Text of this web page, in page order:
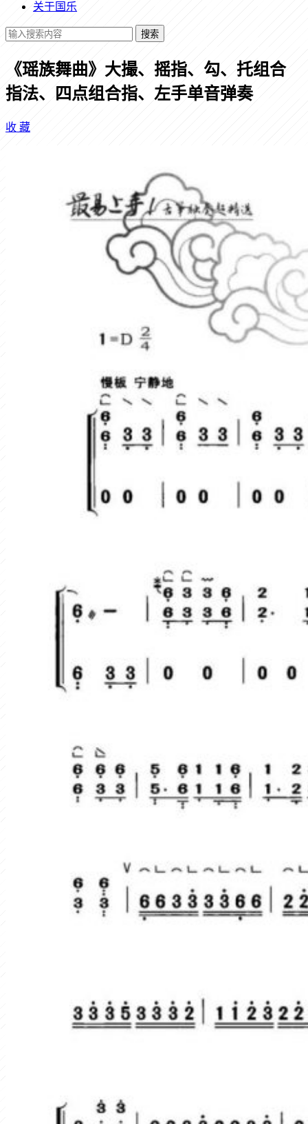
关于国乐
搜索
《瑶族舞曲》大撮、摇指、勾、托组合
指法、四点组合指、左手单音弹奏
收 藏